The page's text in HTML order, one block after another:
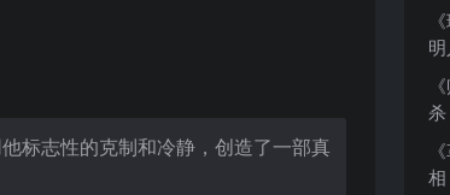
标志性的克制和冷静，创造了一部真